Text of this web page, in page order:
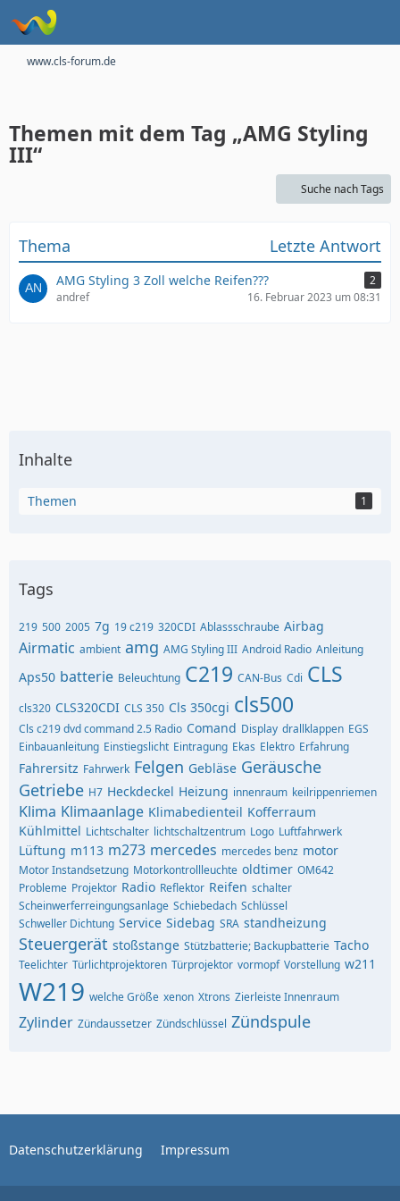
www.cls-forum.de
Themen mit dem Tag „AMG Styling
III“
Suche nach Tags
Thema Letzte Antwort
AMG Styling 3 Zoll welche Reifen???
2
andref
16. Februar 2023 um 08:31
Inhalte
Themen 1
Tags
219 500 2005 7g 19 c219 320CDI Ablassschraube Airbag
Airmatic ambient amg AMG Styling III Android Radio Anleitung
Aps50 batterie Beleuchtung C219 CAN-Bus Cdi CLS
cls320 CLS320CDI CLS 350 Cls 350cgi cls500
Cls c219 dvd command 2.5 Radio Comand Display drallklappen EGS
Einbauanleitung Einstiegslicht Eintragung Ekas Elektro Erfahrung
Fahrersitz Fahrwerk Felgen Gebläse Geräusche
Getriebe H7 Heckdeckel Heizung innenraum keilrippenriemen
Klima Klimaanlage Klimabedienteil Kofferraum
Kühlmittel Lichtschalter lichtschaltzentrum Logo Luftfahrwerk
Lüftung m113 m273 mercedes mercedes benz motor
Motor Instandsetzung Motorkontrollleuchte oldtimer OM642
Probleme Projektor Radio Reflektor Reifen schalter
Scheinwerferreingungsanlage Schiebedach Schlüssel
Schweller Dichtung Service Sidebag SRA standheizung
Steuergerät stoßstange Stützbatterie; Backupbatterie Tacho
Teelichter Türlichtprojektoren Türprojektor vormopf Vorstellung w211
W219 welche Größe xenon Xtrons Zierleiste Innenraum
Zylinder Zündaussetzer Zündschlüssel Zündspule
Datenschutzerklärung Impressum